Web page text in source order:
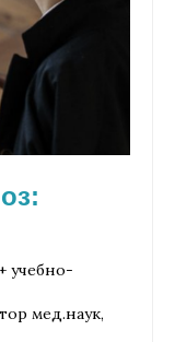
учебно-
мед.наук,